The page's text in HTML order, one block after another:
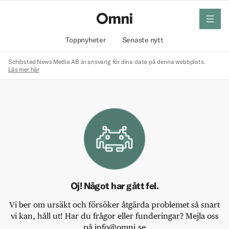
Toppnyheter Senaste nytt
meny
Schibsted News Media AB är ansvarig för dina data på denna webbplats.
Läs mer här
Oj! Något har gått fel.
Vi ber om ursäkt och försöker åtgärda problemet så snart
vi kan, håll ut! Har du frågor eller funderingar? Mejla oss